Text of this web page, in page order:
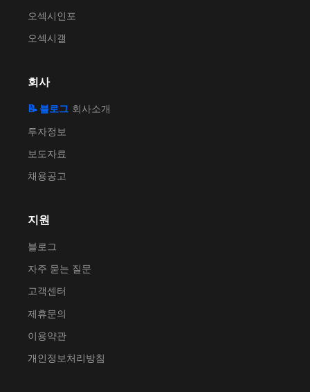
오섹시인포
오섹시갤
회사
📝 블로그 회사소개
투자정보
보도자료
채용공고
지원
블로그
자주 묻는 질문
고객센터
제휴문의
이용약관
개인정보처리방침